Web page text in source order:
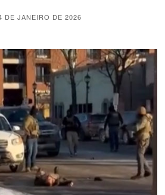
DE JANEIRO DE 2026